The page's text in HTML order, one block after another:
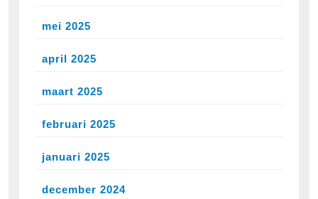
mei 2025
april 2025
maart 2025
februari 2025
januari 2025
december 2024